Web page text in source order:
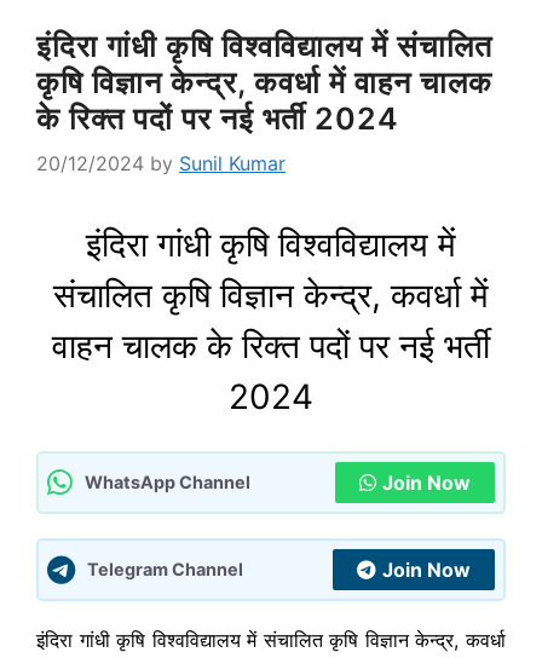
इंदिरा गांधी कृषि विश्वविद्यालय में संचालित
कृषि विज्ञान केन्द्र, कवर्धा में वाहन चालक
के रिक्त पदों पर नई भर्ती 2024
20/12/2024 by Sunil Kumar
इंदिरा गांधी कृषि विश्वविद्यालय में
संचालित कृषि विज्ञान केन्द्र, कवर्धा में
वाहन चालक के रिक्त पदों पर नई भर्ती
2024
WhatsApp Channel Join Now
Telegram Channel Join Now
इंदिरा गांधी कृषि विश्वविद्यालय में संचालित कृषि विज्ञान केन्द्र, कवर्धा